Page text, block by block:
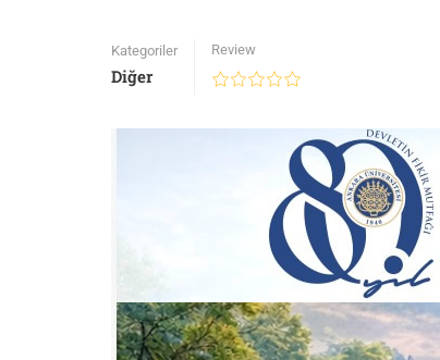
Kategoriler
Diğer
Review